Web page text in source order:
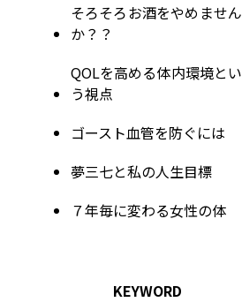
そろそろお酒をやめません
か？？
QOLを高める体内環境とい
う視点
ゴースト血管を防ぐには
夢三七と私の人生目標
７年毎に変わる女性の体
KEYWORD